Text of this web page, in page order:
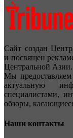
Сайт создан
и посвящен
Центральной Азии.
Мы
актуальную
специалистами,
обзоры,
Наши контакты